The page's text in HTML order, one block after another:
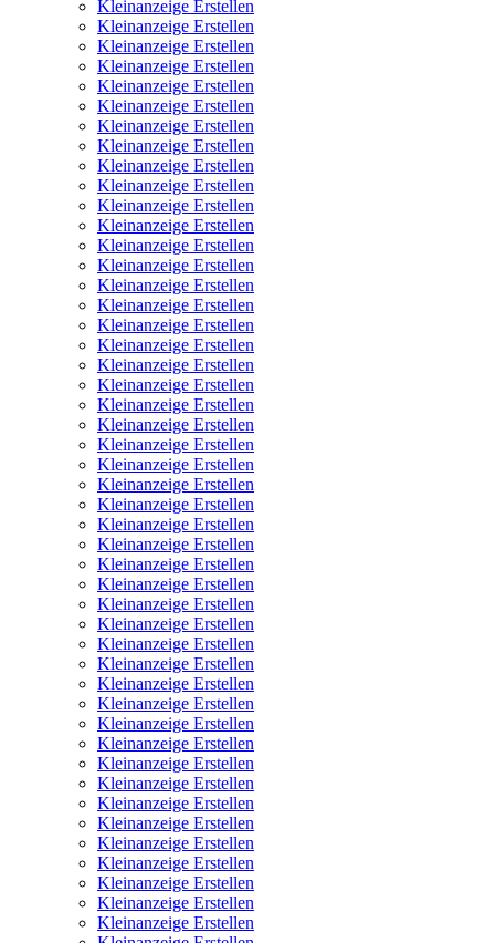
Kleinanzeige Erstellen
Kleinanzeige Erstellen
Kleinanzeige Erstellen
Kleinanzeige Erstellen
Kleinanzeige Erstellen
Kleinanzeige Erstellen
Kleinanzeige Erstellen
Kleinanzeige Erstellen
Kleinanzeige Erstellen
Kleinanzeige Erstellen
Kleinanzeige Erstellen
Kleinanzeige Erstellen
Kleinanzeige Erstellen
Kleinanzeige Erstellen
Kleinanzeige Erstellen
Kleinanzeige Erstellen
Kleinanzeige Erstellen
Kleinanzeige Erstellen
Kleinanzeige Erstellen
Kleinanzeige Erstellen
Kleinanzeige Erstellen
Kleinanzeige Erstellen
Kleinanzeige Erstellen
Kleinanzeige Erstellen
Kleinanzeige Erstellen
Kleinanzeige Erstellen
Kleinanzeige Erstellen
Kleinanzeige Erstellen
Kleinanzeige Erstellen
Kleinanzeige Erstellen
Kleinanzeige Erstellen
Kleinanzeige Erstellen
Kleinanzeige Erstellen
Kleinanzeige Erstellen
Kleinanzeige Erstellen
Kleinanzeige Erstellen
Kleinanzeige Erstellen
Kleinanzeige Erstellen
Kleinanzeige Erstellen
Kleinanzeige Erstellen
Kleinanzeige Erstellen
Kleinanzeige Erstellen
Kleinanzeige Erstellen
Kleinanzeige Erstellen
Kleinanzeige Erstellen
Kleinanzeige Erstellen
Kleinanzeige Erstellen